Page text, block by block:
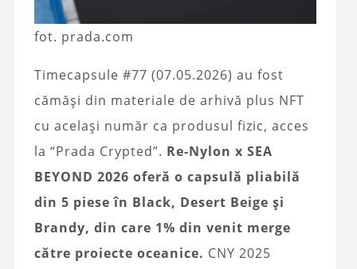
fot. prada.com
Timecapsule #77 (07.05.2026) au fost
cămăși din materiale de arhivă plus NFT
cu același număr ca produsul fizic, acces
la “Prada Crypted”. Re-Nylon x SEA
BEYOND 2026 oferă o capsulă pliabilă
din 5 piese în Black, Desert Beige și
Brandy, din care 1% din venit merge
către proiecte oceanice. CNY 2025